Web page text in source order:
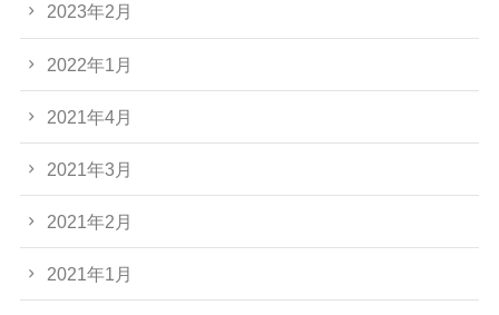
2023年2月
2022年1月
2021年4月
2021年3月
2021年2月
2021年1月